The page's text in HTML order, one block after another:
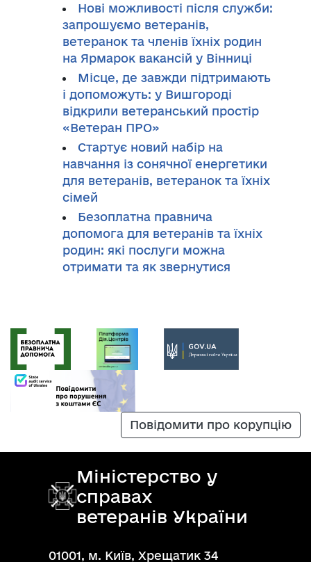
Нові можливості після служби:
запрошуємо ветеранів,
ветеранок та членів їхніх родин
на Ярмарок вакансій у Вінниці
Місце, де завжди підтримають
і допоможуть: у Вишгороді
відкрили ветеранський простір
«Ветеран ПРО»
Стартує новий набір на
навчання із сонячної енергетики
для ветеранів, ветеранок та їхніх
сімей
Безоплатна правнича
допомога для ветеранів та їхніх
родин: які послуги можна
отримати та як звернутися
Повідомити про корупцію
Міністерство у
справах
ветеранів України
01001, м. Київ, Хрещатик 34